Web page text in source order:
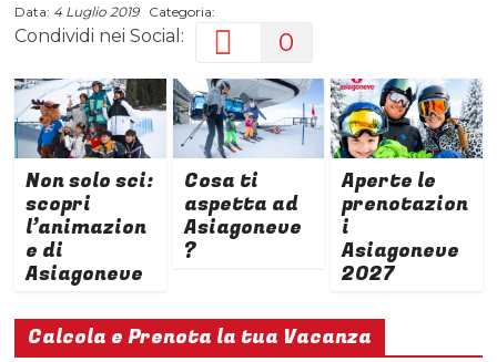
Data: 4 Luglio 2019Categoria:
Condividi nei Social: 0
Non solo sci:
scopri
l’animazion
e di
Asiagoneve
Cosa ti
aspetta ad
Asiagoneve
?
Aperte le
prenotazion
i
Asiagoneve
2027
Calcola e Prenota la tua Vacanza